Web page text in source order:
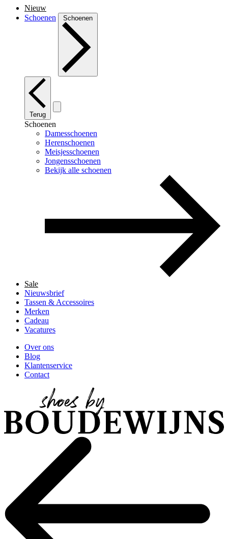
Nieuw
Schoenen
Schoenen
Terug
Schoenen
Damesschoenen
Herenschoenen
Meisjesschoenen
Jongensschoenen
Bekijk alle schoenen
Sale
Nieuwsbrief
Tassen & Accessoires
Merken
Cadeau
Vacatures
Over ons
Blog
Klantenservice
Contact